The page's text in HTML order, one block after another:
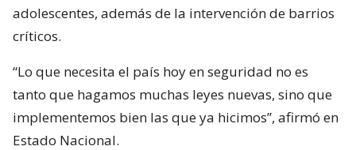
adolescentes, además de la intervención de barrios
críticos.
“Lo que necesita el país hoy en seguridad no es
tanto que hagamos muchas leyes nuevas, sino que
implementemos bien las que ya hicimos”, afirmó en
Estado Nacional.